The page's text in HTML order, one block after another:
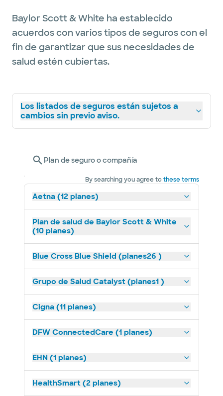
Baylor Scott & White ha establecido
acuerdos con varios tipos de seguros con el
fin de garantizar que sus necesidades de
salud estén cubiertas.
Los listados de seguros están sujetos a
cambios sin previo aviso.
Plan de seguro o compañía
By searching you agree tothese terms
Aetna (12 planes)
Plan de salud de Baylor Scott & White
(10 planes)
Blue Cross Blue Shield (planes26 )
Grupo de Salud Catalyst (planes1 )
Cigna (11 planes)
DFW ConnectedCare (1 planes)
EHN (1 planes)
HealthSmart (2 planes)